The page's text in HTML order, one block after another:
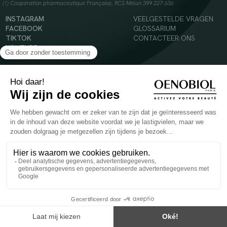
(1) Coopération pharmaceutique Française, RCS Melun 399 227 636
INSTAGRAM
FACEBOOK
TIKTOK
YOUTUBE
VEELGESTELDE VRAGEN
GLOSSARIUM
CONTACTEER ONS
© 2024 Oenobiol Paris
evenwichtige voeding en een gezonde levensstijl. Aanbevolen dagelijkse dosis niet
overschrijden. Enkel voor volwassenen, buiten het bereik van kinderen houden.